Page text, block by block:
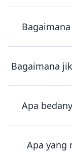
Bagaimana
Apa
Apa yang